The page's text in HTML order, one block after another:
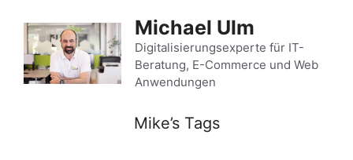
Inhalt
springen
Michael Ulm
Digitalisierungsexperte für IT-
Beratung, E-Commerce und Web
Anwendungen
Mike’s Tags